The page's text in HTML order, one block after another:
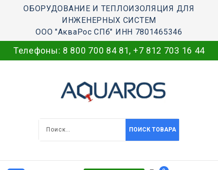
ОБОРУДОВАНИЕ И ТЕПЛОИЗОЛЯЦИЯ ДЛЯ
ИНЖЕНЕРНЫХ СИСТЕМ
ООО "АкваРос СПб" ИНН 7801465346
Телефоны: 8 800 700 84 81, +7 812 703 16 44
ПОИСК ТОВАРА